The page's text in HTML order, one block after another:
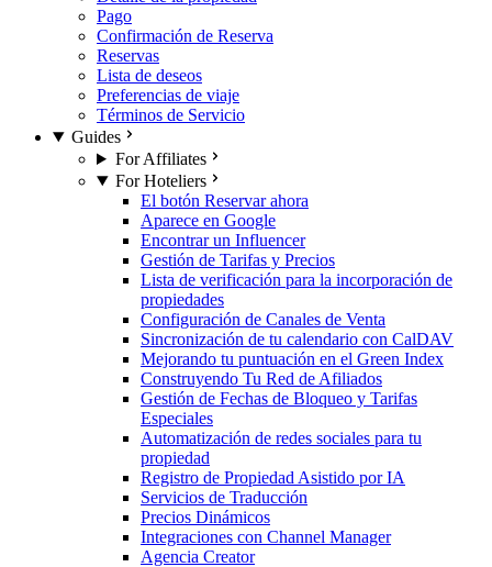
Pago
Confirmación de Reserva
Reservas
Lista de deseos
Preferencias de viaje
Términos de Servicio
Guides
For Affiliates
For Hoteliers
El botón Reservar ahora
Aparece en Google
Encontrar un Influencer
Gestión de Tarifas y Precios
Lista de verificación para la incorporación de
propiedades
Configuración de Canales de Venta
Sincronización de tu calendario con CalDAV
Mejorando tu puntuación en el Green Index
Construyendo Tu Red de Afiliados
Gestión de Fechas de Bloqueo y Tarifas
Especiales
Automatización de redes sociales para tu
propiedad
Registro de Propiedad Asistido por IA
Servicios de Traducción
Precios Dinámicos
Integraciones con Channel Manager
Agencia Creator